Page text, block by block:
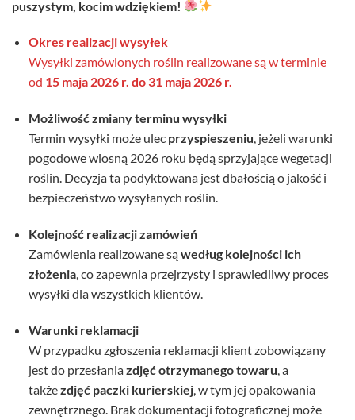
puszystym, kocim wdziękiem!
Okres realizacji wysyłek
Wysyłki zamówionych roślin realizowane są w terminie
od 15 maja 2026 r. do 31 maja 2026 r.
Możliwość zmiany terminu wysyłki
Termin wysyłki może ulec przyspieszeniu, jeżeli warunki
pogodowe wiosną 2026 roku będą sprzyjające wegetacji
roślin. Decyzja ta podyktowana jest dbałością o jakość i
bezpieczeństwo wysyłanych roślin.
Kolejność realizacji zamówień
Zamówienia realizowane sąwedług kolejności ich
złożenia, co zapewnia przejrzysty i sprawiedliwy proces
wysyłki dla wszystkich klientów.
Warunki reklamacji
W przypadku zgłoszenia reklamacji klient zobowiązany
jest do przesłaniazdjęć otrzymanego towaru, a
takżezdjęć paczki kurierskiej, w tym jej opakowania
zewnętrznego. Brak dokumentacji fotograficznej może